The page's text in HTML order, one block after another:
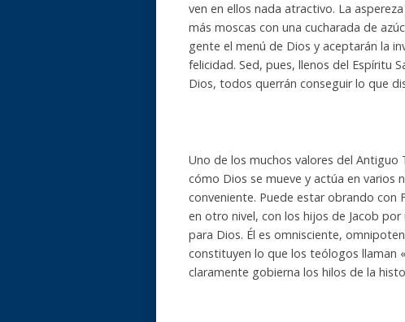
ven en ellos nada atractivo. La
más moscas con una cucharada de
gente el menú de Dios y aceptarán la
felicidad. Sed, pues, llenos del Espíritu
Dios, todos querrán conseguir lo que
Uno de los muchos valores del
cómo Dios se mueve y actúa en varios
conveniente. Puede estar obrando con
en otro nivel, con los hijos de Jacob
para Dios. Él es omnisciente,
constituyen lo que los teólogos llaman
claramente gobierna los hilos de la